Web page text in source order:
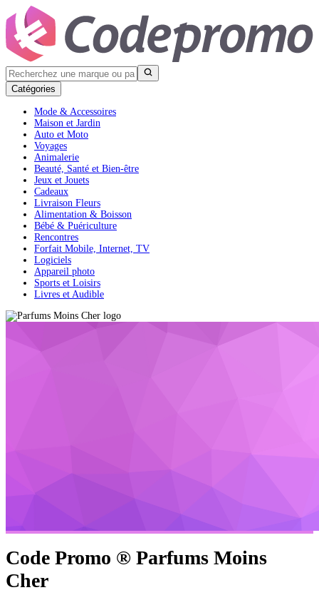
Catégories
Mode & Accessoires
Maison et Jardin
Auto et Moto
Voyages
Animalerie
Beauté, Santé et Bien-être
Jeux et Jouets
Cadeaux
Livraison Fleurs
Alimentation & Boisson
Bébé & Puériculture
Rencontres
Forfait Mobile, Internet, TV
Logiciels
Appareil photo
Sports et Loisirs
Livres et Audible
Code Promo ® Parfums Moins
Cher